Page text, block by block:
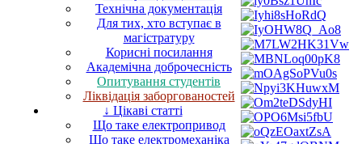
Технічна документація
Для тих, хто вступає в
магістратуру
Корисні посилання
Академічна доброчесність
Опитування студентів
Ліквідація заборгованостей
↓ Цікаві статті
Що таке електропривод
Що таке електромеханіка